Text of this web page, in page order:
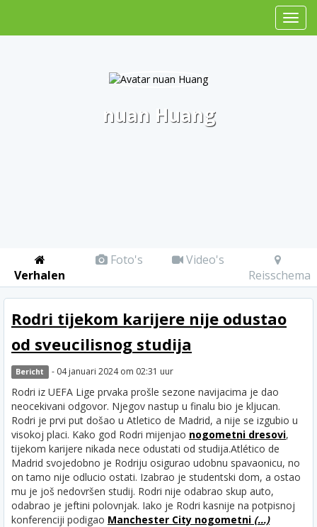
nuan Huang
Verhalen
Foto's
Video's
Reisschema
Rodri tijekom karijere nije odustao
od sveucilisnog studija
Bericht - 04 januari 2024 om 02:31 uur
Rodri iz UEFA Lige prvaka prošle sezone navijacima je dao
neocekivani odgovor. Njegov nastup u finalu bio je kljucan.
Rodri je prvi put došao u Atletico de Madrid, a nije se izgubio u
visokoj placi. Kako god Rodri mijenjao nogometni dresovi,
tijekom karijere nikada nece odustati od studija.Atlético de
Madrid svojedobno je Rodriju osigurao udobnu spavaonicu, no
on tamo nije odlucio ostati. Izabrao je studentski dom, a ostao
mu je još nedovršen studij. Rodri nije odabrao skup auto,
odabrao je jeftini polovnjak. Iako je Rodri kasnije na potpisnoj
konferenciji podigao Manchester City nogometni (...)